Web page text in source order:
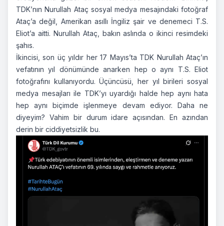
TDK’nın Nurullah Ataç sosyal medya mesajındaki fotoğraf
Ataç’a değil, Amerikan asıllı İngiliz şair ve denemeci T.S.
Eliot’a aitti. Nurullah Ataç, bakın aslında o ikinci resimdeki
şahıs.
İkincisi, son üç yıldır her 17 Mayıs’ta TDK Nurullah Ataç’ın
vefatının yıl dönümünde anarken hep o aynı T.S. Eliot
fotoğrafını kullanıyordu. Üçüncüsü, her yıl birileri sosyal
medya mesajları ile TDK’yı uyardığı halde hep aynı hata
hep aynı biçimde işlenmeye devam ediyor. Daha ne
diyeyim? Vahim bir durum idare açısından. En azından
derin bir ciddiyetsizlik bu.